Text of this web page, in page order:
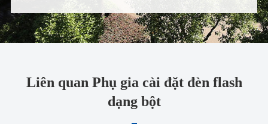
Liên quan Phụ gia cài đặt đèn flash
dạng bột